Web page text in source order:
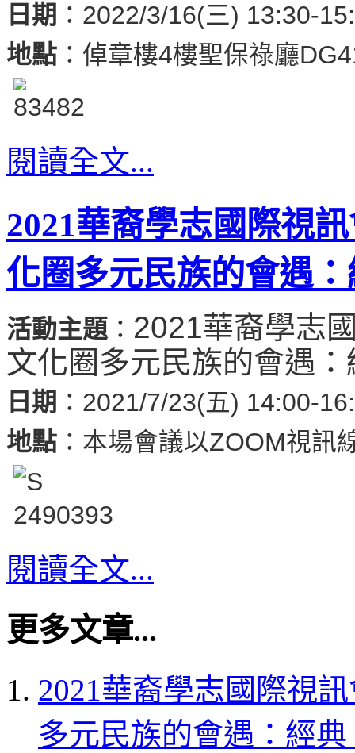
日期 ：2022/3/16(三) 13:30-
地點 ：倬章樓4樓聖保祿廳
閱讀全文...
2021華裔學志國際視
化圈多元民族的會遇
活動主題： 2021華裔學志
文化圈多元民族的會遇
日期 ：2021/7/23(五) 14:00-
地點 ：本場會議以ZOOM視訊
閱讀全文...
更多文章...
2021華裔學志國際視
多元民族的會遇：經